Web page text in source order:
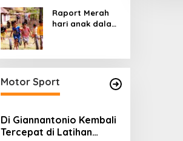
Kalimantan,
Cerminan
Raport Merah
hari anak dalam
Motor Sport
Di Giannantonio Kembali
Tercepat di Latihan